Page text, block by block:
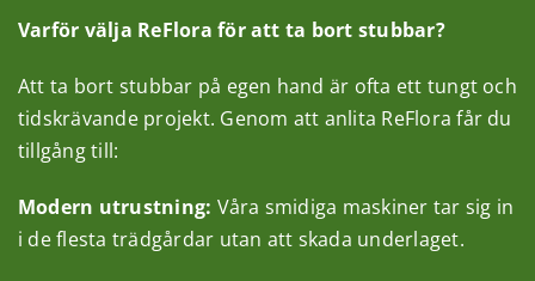
Kontakt
Varför välja ReFlora för att ta bort stubbar?
Att ta bort stubbar på egen hand är ofta ett tungt och
tidskrävande projekt. Genom att anlita ReFlora får du
tillgång till:
Modern utrustning: Våra smidiga maskiner tar sig in
i de flesta trädgårdar utan att skada underlaget.